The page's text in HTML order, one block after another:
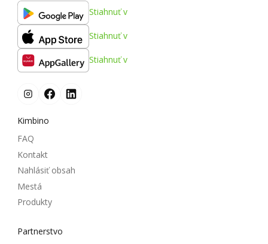
Stiahnuť v
Stiahnuť v
Stiahnuť v
Kimbino
FAQ
Kontakt
Nahlásiť obsah
Mestá
Produkty
Partnerstvo